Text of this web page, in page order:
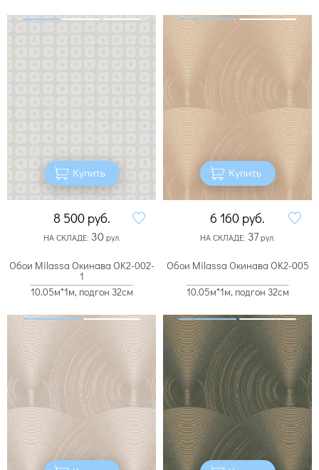
Купить
8 500 руб.
НА СКЛАДЕ: 30рул.
Купить
6 160 руб.
НА СКЛАДЕ: 37рул.
Обои Milassa Окинава OK2-002-
1
10.05м*1м, подгон 32см
Обои Milassa Окинава OK2-005
10.05м*1м, подгон 32см